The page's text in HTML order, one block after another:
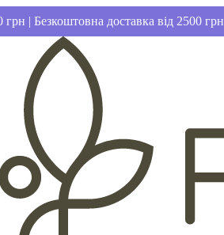
| Безкоштовна доставка від 2500 грн